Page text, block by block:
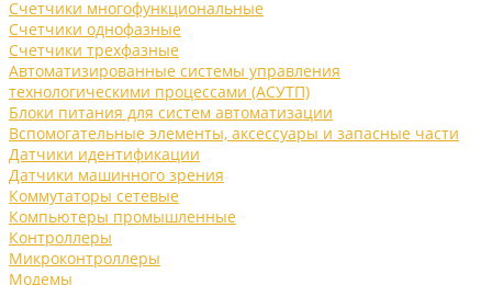
Счетчики многофункциональные
Счетчики однофазные
Счетчики трехфазные
Автоматизированные системы управления
технологическими процессами (АСУТП)
Блоки питания для систем автоматизации
Вспомогательные элементы, аксессуары и запасные части
Датчики идентификации
Датчики машинного зрения
Коммутаторы сетевые
Компьютеры промышленные
Контроллеры
Микроконтроллеры
Модемы